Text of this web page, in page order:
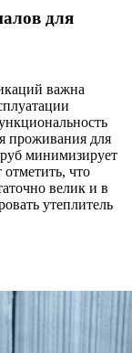
для
важна
проживания для
минимизирует
что
велик и в
утеплитель